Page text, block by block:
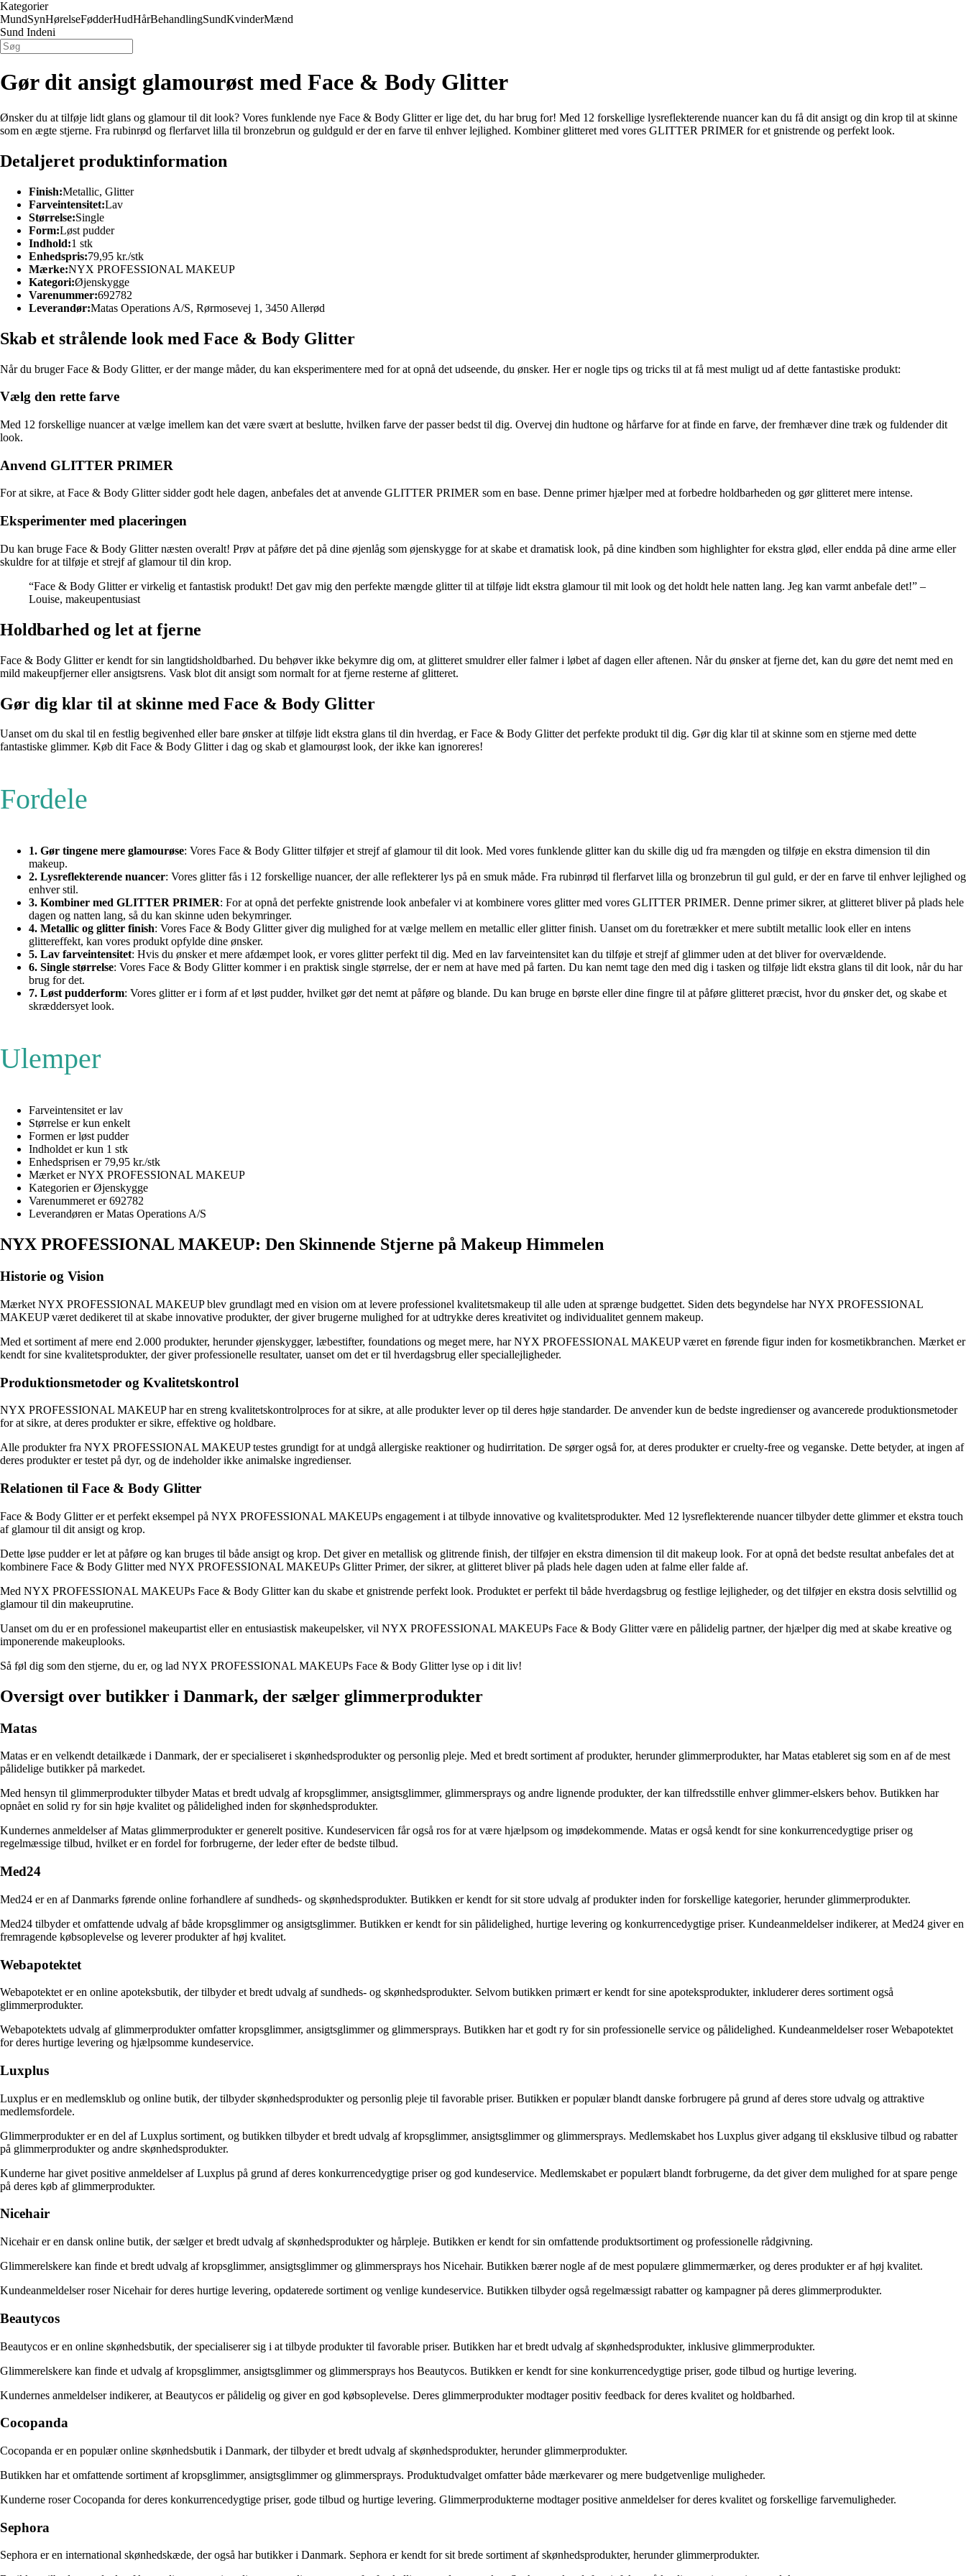
Kategorier
MundSynHørelseFødderHudHårBehandlingSundKvinderMænd
Sund Indeni
Gør dit ansigt glamourøst med Face & Body Glitter
Ønsker du at tilføje lidt glans og glamour til dit look? Vores funklende nye Face & Body Glitter er lige det, du har brug for! Med 12 forskellige lysreflekterende nuancer kan du få dit ansigt og din krop til at skinne
som en ægte stjerne. Fra rubinrød og flerfarvet lilla til bronzebrun og guldguld er der en farve til enhver lejlighed. Kombiner glitteret med vores GLITTER PRIMER for et gnistrende og perfekt look.
Detaljeret produktinformation
Finish:Metallic, Glitter
Farveintensitet:Lav
Størrelse:Single
Form:Løst pudder
Indhold:1 stk
Enhedspris:79,95 kr./stk
Mærke:NYX PROFESSIONAL MAKEUP
Kategori:Øjenskygge
Varenummer:692782
Leverandør:Matas Operations A/S, Rørmosevej 1, 3450 Allerød
Skab et strålende look med Face & Body Glitter
Når du bruger Face & Body Glitter, er der mange måder, du kan eksperimentere med for at opnå det udseende, du ønsker. Her er nogle tips og tricks til at få mest muligt ud af dette fantastiske produkt:
Vælg den rette farve
Med 12 forskellige nuancer at vælge imellem kan det være svært at beslutte, hvilken farve der passer bedst til dig. Overvej din hudtone og hårfarve for at finde en farve, der fremhæver dine træk og fuldender dit
look.
Anvend GLITTER PRIMER
For at sikre, at Face & Body Glitter sidder godt hele dagen, anbefales det at anvende GLITTER PRIMER som en base. Denne primer hjælper med at forbedre holdbarheden og gør glitteret mere intense.
Eksperimenter med placeringen
Du kan bruge Face & Body Glitter næsten overalt! Prøv at påføre det på dine øjenlåg som øjenskygge for at skabe et dramatisk look, på dine kindben som highlighter for ekstra glød, eller endda på dine arme eller
skuldre for at tilføje et strejf af glamour til din krop.
“Face & Body Glitter er virkelig et fantastisk produkt! Det gav mig den perfekte mængde glitter til at tilføje lidt ekstra glamour til mit look og det holdt hele natten lang. Jeg kan varmt anbefale det!” –
Louise, makeupentusiast
Holdbarhed og let at fjerne
Face & Body Glitter er kendt for sin langtidsholdbarhed. Du behøver ikke bekymre dig om, at glitteret smuldrer eller falmer i løbet af dagen eller aftenen. Når du ønsker at fjerne det, kan du gøre det nemt med en
mild makeupfjerner eller ansigtsrens. Vask blot dit ansigt som normalt for at fjerne resterne af glitteret.
Gør dig klar til at skinne med Face & Body Glitter
Uanset om du skal til en festlig begivenhed eller bare ønsker at tilføje lidt ekstra glans til din hverdag, er Face & Body Glitter det perfekte produkt til dig. Gør dig klar til at skinne som en stjerne med dette
fantastiske glimmer. Køb dit Face & Body Glitter i dag og skab et glamourøst look, der ikke kan ignoreres!
Fordele
1. Gør tingene mere glamourøse: Vores Face & Body Glitter tilføjer et strejf af glamour til dit look. Med vores funklende glitter kan du skille dig ud fra mængden og tilføje en ekstra dimension til din
makeup.
2. Lysreflekterende nuancer: Vores glitter fås i 12 forskellige nuancer, der alle reflekterer lys på en smuk måde. Fra rubinrød til flerfarvet lilla og bronzebrun til gul guld, er der en farve til enhver lejlighed og
enhver stil.
3. Kombiner med GLITTER PRIMER: For at opnå det perfekte gnistrende look anbefaler vi at kombinere vores glitter med vores GLITTER PRIMER. Denne primer sikrer, at glitteret bliver på plads hele
dagen og natten lang, så du kan skinne uden bekymringer.
4. Metallic og glitter finish: Vores Face & Body Glitter giver dig mulighed for at vælge mellem en metallic eller glitter finish. Uanset om du foretrækker et mere subtilt metallic look eller en intens
glittereffekt, kan vores produkt opfylde dine ønsker.
5. Lav farveintensitet: Hvis du ønsker et mere afdæmpet look, er vores glitter perfekt til dig. Med en lav farveintensitet kan du tilføje et strejf af glimmer uden at det bliver for overvældende.
6. Single størrelse: Vores Face & Body Glitter kommer i en praktisk single størrelse, der er nem at have med på farten. Du kan nemt tage den med dig i tasken og tilføje lidt ekstra glans til dit look, når du har
brug for det.
7. Løst pudderform: Vores glitter er i form af et løst pudder, hvilket gør det nemt at påføre og blande. Du kan bruge en børste eller dine fingre til at påføre glitteret præcist, hvor du ønsker det, og skabe et
skræddersyet look.
Ulemper
Farveintensitet er lav
Størrelse er kun enkelt
Formen er løst pudder
Indholdet er kun 1 stk
Enhedsprisen er 79,95 kr./stk
Mærket er NYX PROFESSIONAL MAKEUP
Kategorien er Øjenskygge
Varenummeret er 692782
Leverandøren er Matas Operations A/S
NYX PROFESSIONAL MAKEUP: Den Skinnende Stjerne på Makeup Himmelen
Historie og Vision
Mærket NYX PROFESSIONAL MAKEUP blev grundlagt med en vision om at levere professionel kvalitetsmakeup til alle uden at sprænge budgettet. Siden dets begyndelse har NYX PROFESSIONAL
MAKEUP været dedikeret til at skabe innovative produkter, der giver brugerne mulighed for at udtrykke deres kreativitet og individualitet gennem makeup.
Med et sortiment af mere end 2.000 produkter, herunder øjenskygger, læbestifter, foundations og meget mere, har NYX PROFESSIONAL MAKEUP været en førende figur inden for kosmetikbranchen. Mærket er
kendt for sine kvalitetsprodukter, der giver professionelle resultater, uanset om det er til hverdagsbrug eller speciallejligheder.
Produktionsmetoder og Kvalitetskontrol
NYX PROFESSIONAL MAKEUP har en streng kvalitetskontrolproces for at sikre, at alle produkter lever op til deres høje standarder. De anvender kun de bedste ingredienser og avancerede produktionsmetoder
for at sikre, at deres produkter er sikre, effektive og holdbare.
Alle produkter fra NYX PROFESSIONAL MAKEUP testes grundigt for at undgå allergiske reaktioner og hudirritation. De sørger også for, at deres produkter er cruelty-free og veganske. Dette betyder, at ingen af
deres produkter er testet på dyr, og de indeholder ikke animalske ingredienser.
Relationen til Face & Body Glitter
Face & Body Glitter er et perfekt eksempel på NYX PROFESSIONAL MAKEUPs engagement i at tilbyde innovative og kvalitetsprodukter. Med 12 lysreflekterende nuancer tilbyder dette glimmer et ekstra touch
af glamour til dit ansigt og krop.
Dette løse pudder er let at påføre og kan bruges til både ansigt og krop. Det giver en metallisk og glitrende finish, der tilføjer en ekstra dimension til dit makeup look. For at opnå det bedste resultat anbefales det at
kombinere Face & Body Glitter med NYX PROFESSIONAL MAKEUPs Glitter Primer, der sikrer, at glitteret bliver på plads hele dagen uden at falme eller falde af.
Med NYX PROFESSIONAL MAKEUPs Face & Body Glitter kan du skabe et gnistrende perfekt look. Produktet er perfekt til både hverdagsbrug og festlige lejligheder, og det tilføjer en ekstra dosis selvtillid og
glamour til din makeuprutine.
Uanset om du er en professionel makeupartist eller en entusiastisk makeupelsker, vil NYX PROFESSIONAL MAKEUPs Face & Body Glitter være en pålidelig partner, der hjælper dig med at skabe kreative og
imponerende makeuplooks.
Så føl dig som den stjerne, du er, og lad NYX PROFESSIONAL MAKEUPs Face & Body Glitter lyse op i dit liv!
Oversigt over butikker i Danmark, der sælger glimmerprodukter
Matas
Matas er en velkendt detailkæde i Danmark, der er specialiseret i skønhedsprodukter og personlig pleje. Med et bredt sortiment af produkter, herunder glimmerprodukter, har Matas etableret sig som en af de mest
pålidelige butikker på markedet.
Med hensyn til glimmerprodukter tilbyder Matas et bredt udvalg af kropsglimmer, ansigtsglimmer, glimmersprays og andre lignende produkter, der kan tilfredsstille enhver glimmer-elskers behov. Butikken har
opnået en solid ry for sin høje kvalitet og pålidelighed inden for skønhedsprodukter.
Kundernes anmeldelser af Matas glimmerprodukter er generelt positive. Kundeservicen får også ros for at være hjælpsom og imødekommende. Matas er også kendt for sine konkurrencedygtige priser og
regelmæssige tilbud, hvilket er en fordel for forbrugerne, der leder efter de bedste tilbud.
Med24
Med24 er en af Danmarks førende online forhandlere af sundheds- og skønhedsprodukter. Butikken er kendt for sit store udvalg af produkter inden for forskellige kategorier, herunder glimmerprodukter.
Med24 tilbyder et omfattende udvalg af både kropsglimmer og ansigtsglimmer. Butikken er kendt for sin pålidelighed, hurtige levering og konkurrencedygtige priser. Kundeanmeldelser indikerer, at Med24 giver en
fremragende købsoplevelse og leverer produkter af høj kvalitet.
Webapotektet
Webapotektet er en online apoteksbutik, der tilbyder et bredt udvalg af sundheds- og skønhedsprodukter. Selvom butikken primært er kendt for sine apoteksprodukter, inkluderer deres sortiment også
glimmerprodukter.
Webapotektets udvalg af glimmerprodukter omfatter kropsglimmer, ansigtsglimmer og glimmersprays. Butikken har et godt ry for sin professionelle service og pålidelighed. Kundeanmeldelser roser Webapotektet
for deres hurtige levering og hjælpsomme kundeservice.
Luxplus
Luxplus er en medlemsklub og online butik, der tilbyder skønhedsprodukter og personlig pleje til favorable priser. Butikken er populær blandt danske forbrugere på grund af deres store udvalg og attraktive
medlemsfordele.
Glimmerprodukter er en del af Luxplus sortiment, og butikken tilbyder et bredt udvalg af kropsglimmer, ansigtsglimmer og glimmersprays. Medlemskabet hos Luxplus giver adgang til eksklusive tilbud og rabatter
på glimmerprodukter og andre skønhedsprodukter.
Kunderne har givet positive anmeldelser af Luxplus på grund af deres konkurrencedygtige priser og god kundeservice. Medlemskabet er populært blandt forbrugerne, da det giver dem mulighed for at spare penge
på deres køb af glimmerprodukter.
Nicehair
Nicehair er en dansk online butik, der sælger et bredt udvalg af skønhedsprodukter og hårpleje. Butikken er kendt for sin omfattende produktsortiment og professionelle rådgivning.
Glimmerelskere kan finde et bredt udvalg af kropsglimmer, ansigtsglimmer og glimmersprays hos Nicehair. Butikken bærer nogle af de mest populære glimmermærker, og deres produkter er af høj kvalitet.
Kundeanmeldelser roser Nicehair for deres hurtige levering, opdaterede sortiment og venlige kundeservice. Butikken tilbyder også regelmæssigt rabatter og kampagner på deres glimmerprodukter.
Beautycos
Beautycos er en online skønhedsbutik, der specialiserer sig i at tilbyde produkter til favorable priser. Butikken har et bredt udvalg af skønhedsprodukter, inklusive glimmerprodukter.
Glimmerelskere kan finde et udvalg af kropsglimmer, ansigtsglimmer og glimmersprays hos Beautycos. Butikken er kendt for sine konkurrencedygtige priser, gode tilbud og hurtige levering.
Kundernes anmeldelser indikerer, at Beautycos er pålidelig og giver en god købsoplevelse. Deres glimmerprodukter modtager positiv feedback for deres kvalitet og holdbarhed.
Cocopanda
Cocopanda er en populær online skønhedsbutik i Danmark, der tilbyder et bredt udvalg af skønhedsprodukter, herunder glimmerprodukter.
Butikken har et omfattende sortiment af kropsglimmer, ansigtsglimmer og glimmersprays. Produktudvalget omfatter både mærkevarer og mere budgetvenlige muligheder.
Kunderne roser Cocopanda for deres konkurrencedygtige priser, gode tilbud og hurtige levering. Glimmerprodukterne modtager positive anmeldelser for deres kvalitet og forskellige farvemuligheder.
Sephora
Sephora er en international skønhedskæde, der også har butikker i Danmark. Sephora er kendt for sit brede sortiment af skønhedsprodukter, herunder glimmerprodukter.